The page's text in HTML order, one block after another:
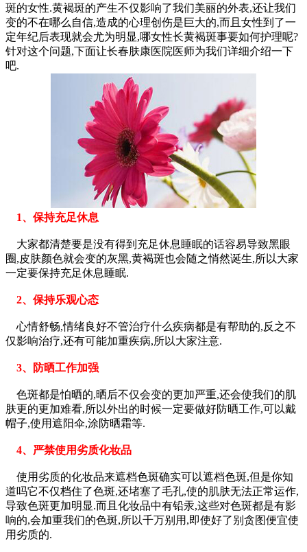
斑的女性.黄褐斑的产生不仅影响了我们美丽的外表,还让我们
变的不在哪么自信,造成的心理创伤是巨大的,而且女性到了一
定年纪后表现就会尤为明显,哪女性长黄褐斑事要如何护理呢?
针对这个问题,下面让长春肤康医院医师为我们详细介绍一下
吧.
1、保持充足休息
大家都清楚要是没有得到充足休息睡眠的话容易导致黑眼
圈,皮肤颜色就会变的灰黑,黄褐斑也会随之悄然诞生,所以大家
一定要保持充足休息睡眠.
2、保持乐观心态
心情舒畅,情绪良好不管治疗什么疾病都是有帮助的,反之不
仅影响治疗,还有可能加重疾病,所以大家注意.
3、防晒工作加强
色斑都是怕晒的,晒后不仅会变的更加严重,还会使我们的肌
肤更的更加难看,所以外出的时候一定要做好防晒工作,可以戴
帽子,使用遮阳伞,涂防晒霜等.
4、严禁使用劣质化妆品
使用劣质的化妆品来遮档色斑确实可以遮档色斑,但是你知
道吗它不仅档住了色斑,还堵塞了毛孔,使的肌肤无法正常运作,
导致色斑更加明显.而且化妆品中有铅汞,这些对色斑都是有影
响的,会加重我们的色斑,所以千万别用,即使好了别贪图便宜使
用劣质的.